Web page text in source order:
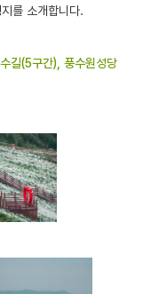
를 소개합니다.
길(5구간), 풍수원성당